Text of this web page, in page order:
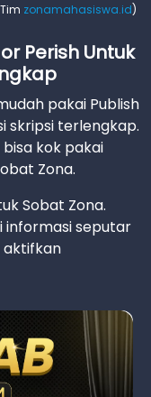
zonamahasiswa.id)
Perish Untuk
pakai Publish
skripsi terlengkap.
kok pakai
Zona.
Sobat Zona.
informasi seputar
aktifkan